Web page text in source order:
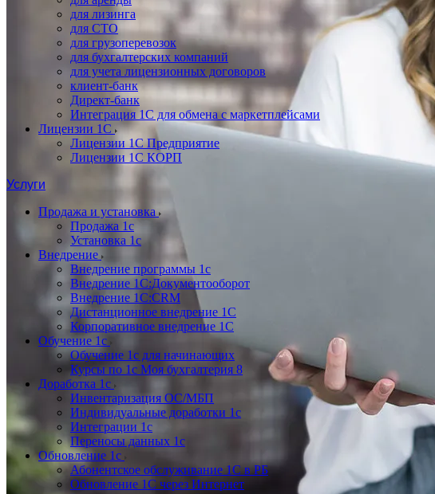
для лизинга
для СТО
для грузоперевозок
для бухгалтерских компаний
для учета лицензионных договоров
клиент-банк
Директ-банк
Интеграция 1C для обмена с маркетплейсами
Лицензии 1С
Лицензии 1С Предприятие
Лицензии 1С КОРП
Услуги
Продажа и установка
Продажа 1с
Установка 1с
Внедрение
Внедрение программы 1с
Внедрение 1С:Документооборот
Внедрение 1С:CRM
Дистанционное внедрение 1С
Корпоративное внедрение 1С
Обучение 1с
Обучение 1с для начинающих
Курсы по 1с Моя бухгалтерия 8
Доработка 1с
Инвентаризация ОС/МБП
Индивидуальные доработки 1с
Интеграции 1с
Переносы данных 1с
Обновление 1с
Абонентское обслуживание 1С в РБ
Обновление 1С через Интернет